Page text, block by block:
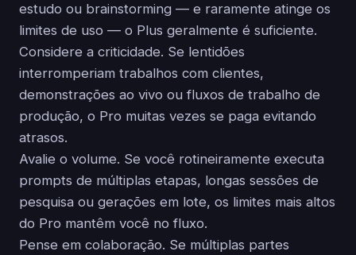
estudo ou brainstorming — e raramente atinge os
limites de uso — o Plus geralmente é suficiente.
Considere a criticidade. Se lentidões
interromperiam trabalhos com clientes,
demonstrações ao vivo ou fluxos de trabalho de
produção, o Pro muitas vezes se paga evitando
atrasos.
Avalie o volume. Se você rotineiramente executa
prompts de múltiplas etapas, longas sessões de
pesquisa ou gerações em lote, os limites mais altos
do Pro mantêm você no fluxo.
Pense em colaboração. Se múltiplas partes